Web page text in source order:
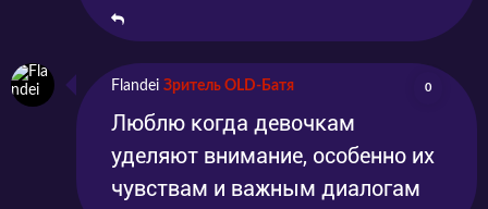
Flandei Зритель OLD-Батя 0
Люблю когда девочкам
уделяют внимание, особенно их
чувствам и важным диалогам